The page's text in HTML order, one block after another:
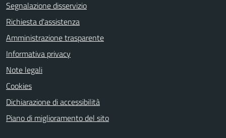
Segnalazione disservizio
Richiesta d'assistenza
Amministrazione trasparente
Informativa privacy
Note legali
Cookies
Dichiarazione di accessibilità
Piano di miglioramento del sito